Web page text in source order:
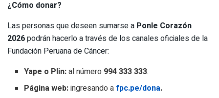
¿Cómo donar?
Las personas que deseen sumarse a Ponle Corazón
2026podrán hacerlo a través de los canales oficiales de la
Fundación Peruana de Cáncer:
Yape o Plin:al número 994 333 333.
Página web:ingresando a fpc.pe/dona.